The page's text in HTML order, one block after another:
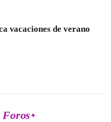
vacaciones de verano
Foros✦